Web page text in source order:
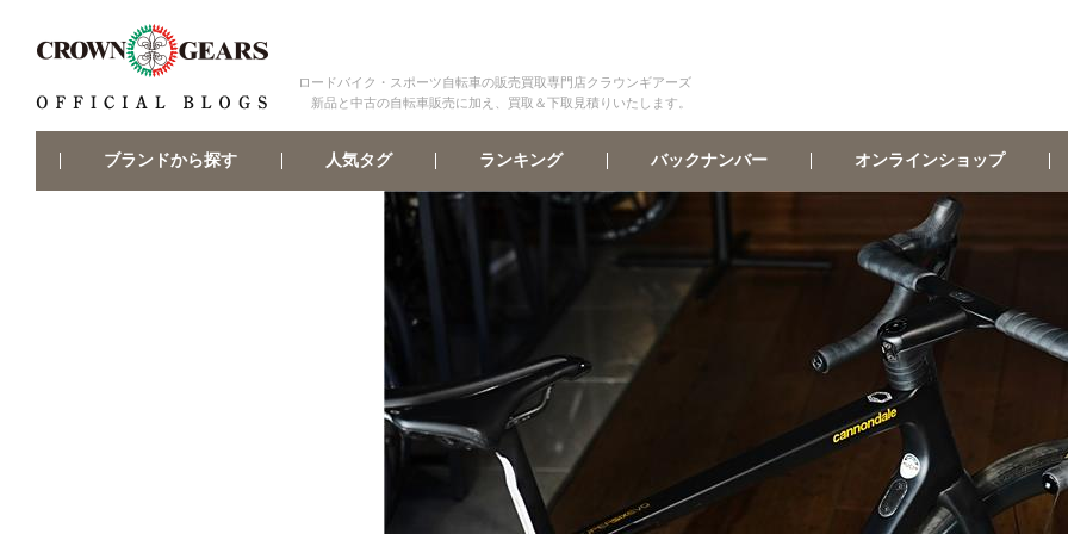
ロードバイク・スポーツ自転車の販売買取専門店クラウンギアーズ
新品と中古の自転車販売に加え、買取＆下取見積りいたします。
ブランドから探す 人気タグ ランキング バックナンバー オンラインショップ